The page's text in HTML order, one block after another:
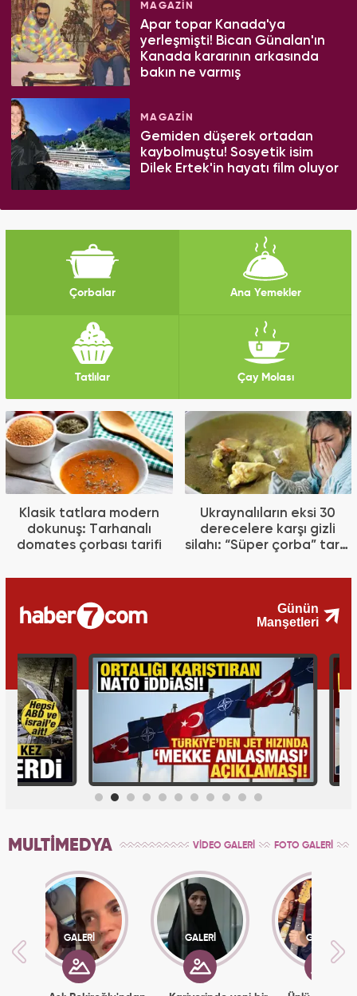
MAGAZİN
Apar topar Kanada'ya
yerleşmişti! Bican Günalan'ın
Kanada kararının arkasında
bakın ne varmış
MAGAZİN
Gemiden düşerek ortadan
kaybolmuştu! Sosyetik isim
Dilek Ertek'in hayatı film oluyor
Çorbalar Ana Yemekler
Tatlılar Çay Molası
Klasik tatlara modern
dokunuş: Tarhanalı
domates çorbası tarifi
Ukraynalıların eksi 30
derecelere karşı gizli
silahı: “Süper çorba” tarifi
MULTİMEDYA FOTO GALERİ
VİDEO GALERİ